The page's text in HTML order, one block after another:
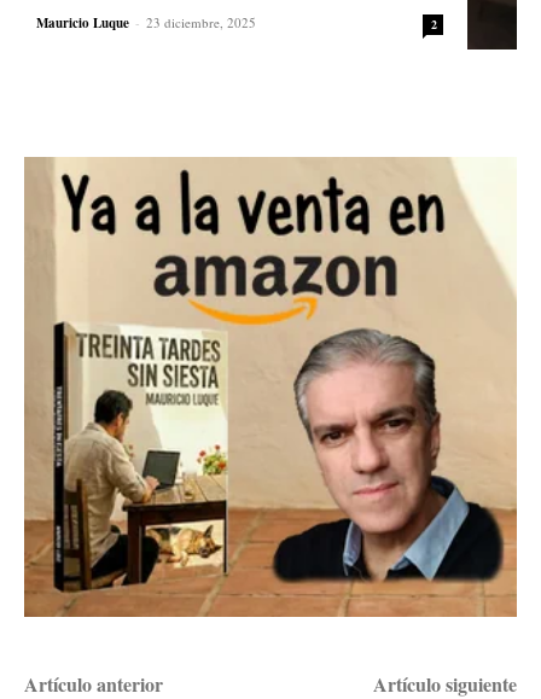
Mauricio Luque - 23 diciembre, 2025 2
Artículo anterior Artículo siguiente